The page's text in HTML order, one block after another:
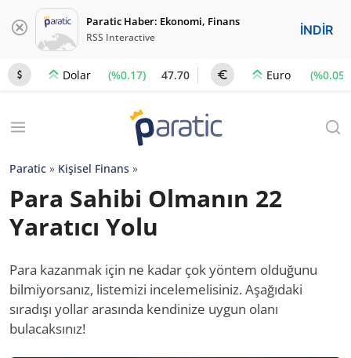
Paratic Haber: Ekonomi, Finans
RSS Interactive İNDİR
Dolar (%0.17) 47.70 Euro (%0.05)
Paratic » Kişisel Finans »
Para Sahibi Olmanın 22
Yaratıcı Yolu
Para kazanmak için ne kadar çok yöntem olduğunu
bilmiyorsanız, listemizi incelemelisiniz. Aşağıdaki
sıradışı yollar arasında kendinize uygun olanı
bulacaksınız!